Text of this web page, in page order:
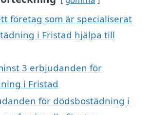
företag som är specialiserat
i Fristad hjälpa till
3 erbjudanden för
i Fristad
för dödsbostädning i